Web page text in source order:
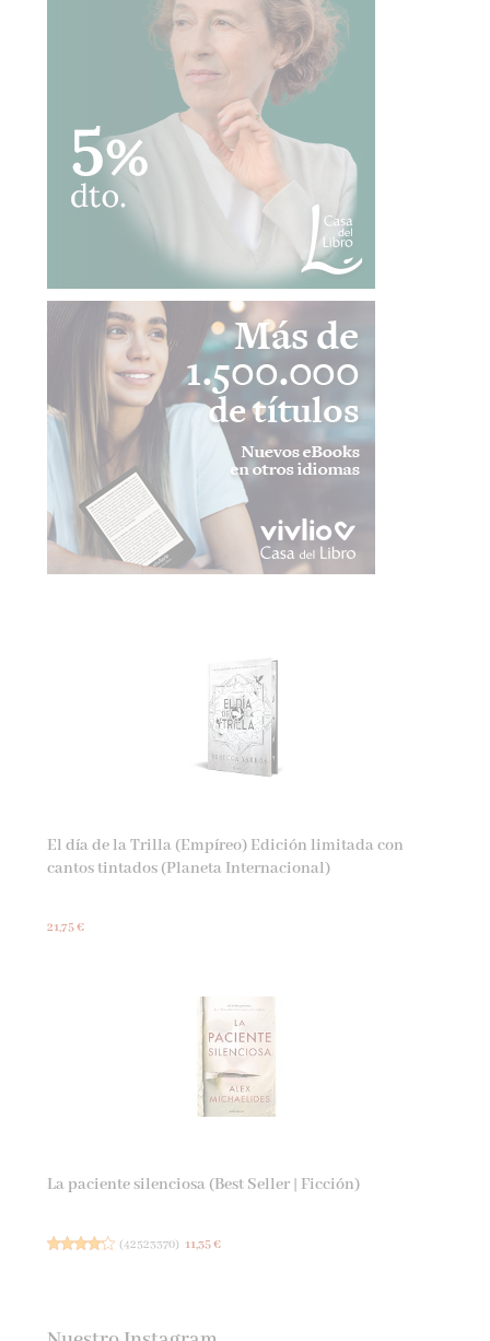
El día de la Trilla (Empíreo) Edición limitada con
cantos tintados (Planeta Internacional)
21,75 €
La paciente silenciosa (Best Seller | Ficción)
(42523370) 11,35 €